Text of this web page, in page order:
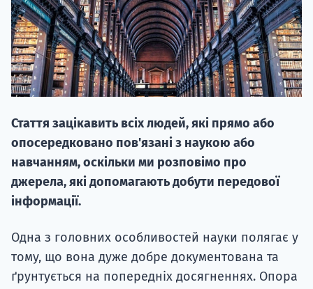
Стаття зацікавить всіх людей, які прямо або
опосередковано пов'язані з наукою або
навчанням, оскільки ми розповімо про
джерела, які допомагають добути передової
інформації.
Одна з головних особливостей науки полягає у
тому, що вона дуже добре документована та
ґрунтується на попередніх досягненнях. Опора
НАБІР
вступ на